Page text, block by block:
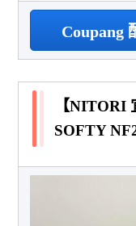
Coupang
【NITORI
SOFTY